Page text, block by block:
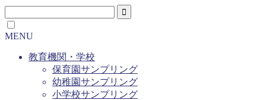
MENU
教育機関・学校
保育園サンプリング
幼稚園サンプリング
小学校サンプリング